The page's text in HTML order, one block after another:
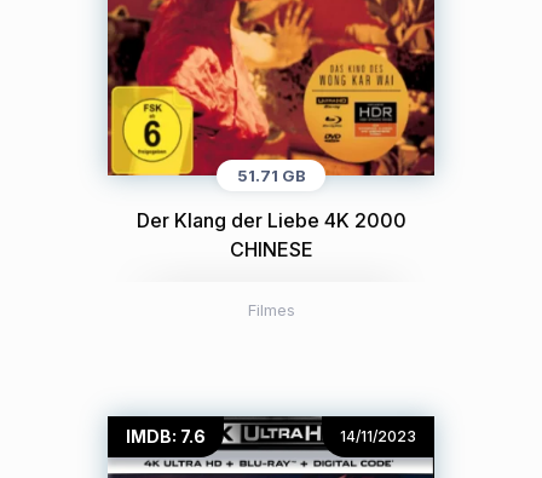
51.71 GB
Der Klang der Liebe 4K 2000
CHINESE
Filmes
IMDB: 7.6 14/11/2023